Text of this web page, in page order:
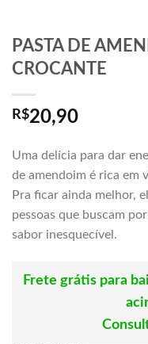
PASTA DE
CROCANTE
R$20,90
Uma delícia para dar
de amendoim é rica em
Pra ficar ainda melhor,
pessoas que buscam
sabor inesquecível.
Frete grátis para